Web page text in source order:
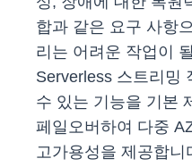
합과 같은 요구 사항
리는 어려운 작업이
Serverless 스트리밍
수 있는 기능을 기본
페일오버하여 다중
고가용성을 제공합니